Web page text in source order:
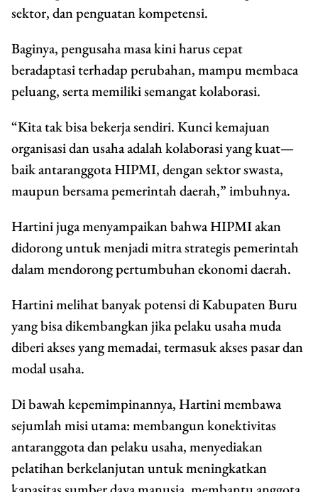
sektor, dan penguatan kompetensi.
Baginya, pengusaha masa kini harus cepat
beradaptasi terhadap perubahan, mampu membaca
peluang, serta memiliki semangat kolaborasi.
“Kita tak bisa bekerja sendiri. Kunci kemajuan
organisasi dan usaha adalah kolaborasi yang kuat—
baik antaranggota HIPMI, dengan sektor swasta,
maupun bersama pemerintah daerah,” imbuhnya.
Hartini juga menyampaikan bahwa HIPMI akan
didorong untuk menjadi mitra strategis pemerintah
dalam mendorong pertumbuhan ekonomi daerah.
Hartini melihat banyak potensi di Kabupaten Buru
yang bisa dikembangkan jika pelaku usaha muda
diberi akses yang memadai, termasuk akses pasar dan
modal usaha.
Di bawah kepemimpinannya, Hartini membawa
sejumlah misi utama: membangun konektivitas
antaranggota dan pelaku usaha, menyediakan
pelatihan berkelanjutan untuk meningkatkan